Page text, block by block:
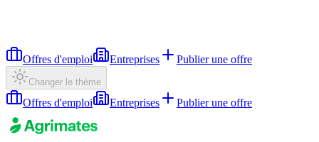
Offres d'emploi Entreprises Publier une offre
Changer le thème
Offres d'emploi Entreprises Publier une offre